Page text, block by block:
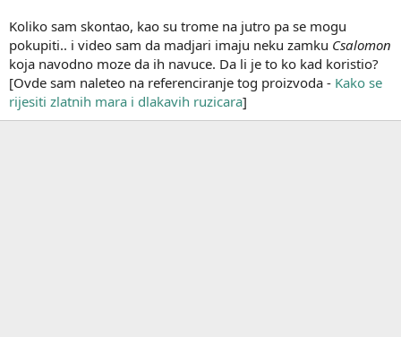
Koliko sam skontao, kao su trome na jutro pa se mogu
pokupiti.. i video sam da madjari imaju neku zamku Csalomon
koja navodno moze da ih navuce. Da li je to ko kad koristio?
[Ovde sam naleteo na referenciranje tog proizvoda - Kako se
rijesiti zlatnih mara i dlakavih ruzicara]